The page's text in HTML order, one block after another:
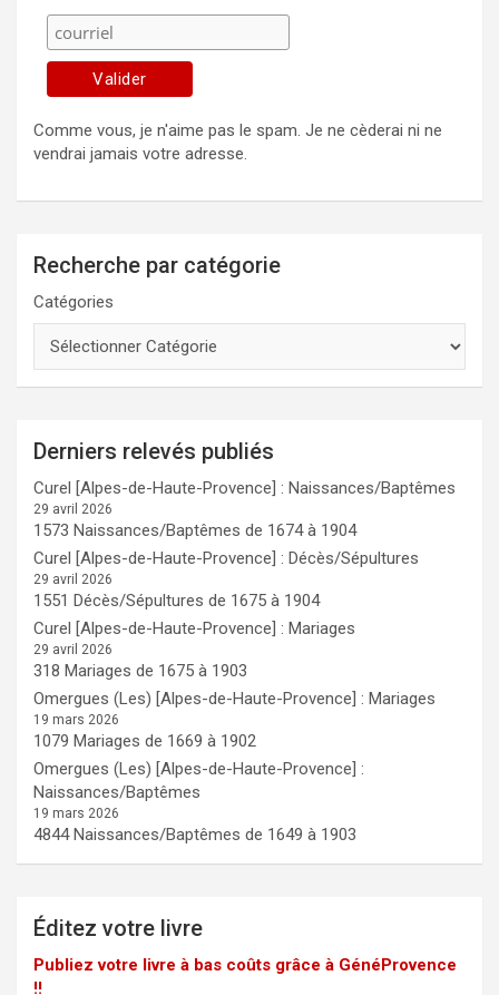
Comme vous, je n'aime pas le spam. Je ne cèderai ni ne
vendrai jamais votre adresse.
Recherche par catégorie
Catégories
Derniers relevés publiés
Curel [Alpes-de-Haute-Provence] : Naissances/Baptêmes
29 avril 2026
1573 Naissances/Baptêmes de 1674 à 1904
Curel [Alpes-de-Haute-Provence] : Décès/Sépultures
29 avril 2026
1551 Décès/Sépultures de 1675 à 1904
Curel [Alpes-de-Haute-Provence] : Mariages
29 avril 2026
318 Mariages de 1675 à 1903
Omergues (Les) [Alpes-de-Haute-Provence] : Mariages
19 mars 2026
1079 Mariages de 1669 à 1902
Omergues (Les) [Alpes-de-Haute-Provence] :
Naissances/Baptêmes
19 mars 2026
4844 Naissances/Baptêmes de 1649 à 1903
Éditez votre livre
Publiez votre livre à bas coûts grâce à GénéProvence
!!